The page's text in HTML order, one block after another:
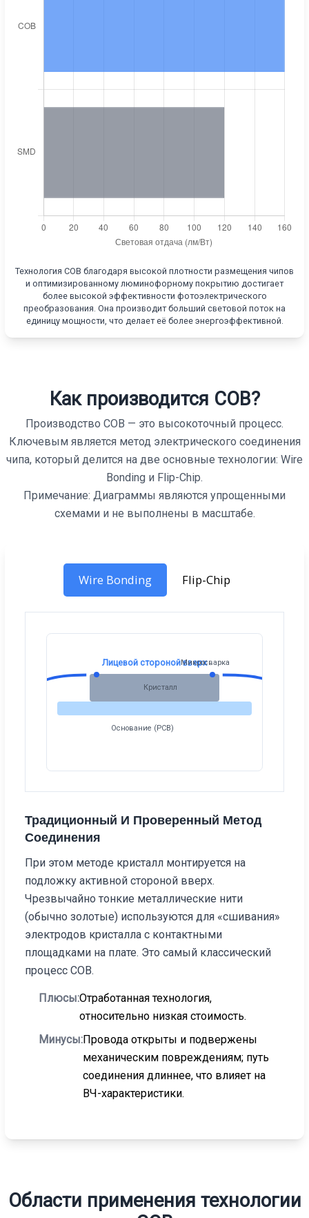
Технология COB благодаря высокой плотности размещения чипов
и оптимизированному люминофорному покрытию достигает
более высокой эффективности фотоэлектрического
преобразования. Она производит больший световой поток на
единицу мощности, что делает её более энергоэффективной.
Как производится COB?
Производство COB — это высокоточный процесс.
Ключевым является метод электрического соединения
чипа, который делится на две основные технологии: Wire
Bonding и Flip-Chip.
Примечание: Диаграммы являются упрощенными
схемами и не выполнены в масштабе.
Wire Bonding Flip-Chip
Лицевой стороной вверхМикросварка
Кристалл
Основание (PCB)
Традиционный И Проверенный Метод
Соединения
При этом методе кристалл монтируется на
подложку активной стороной вверх.
Чрезвычайно тонкие металлические нити
(обычно золотые) используются для «сшивания»
электродов кристалла с контактными
площадками на плате. Это самый классический
процесс COB.
Плюсы:Отработанная технология,
относительно низкая стоимость.
Минусы:Провода открыты и подвержены
механическим повреждениям; путь
соединения длиннее, что влияет на
ВЧ-характеристики.
Области применения технологии